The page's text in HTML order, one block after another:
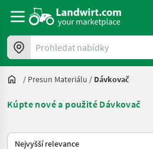
Prohledat nabídky
/ Presun Materiálu / Dávkovač
Kúpte nové a použité Dávkovač
Takto se řadí nabídky na Landwirt.com